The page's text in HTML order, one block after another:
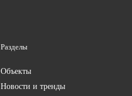
Разделы
Объекты
Новости и тренды